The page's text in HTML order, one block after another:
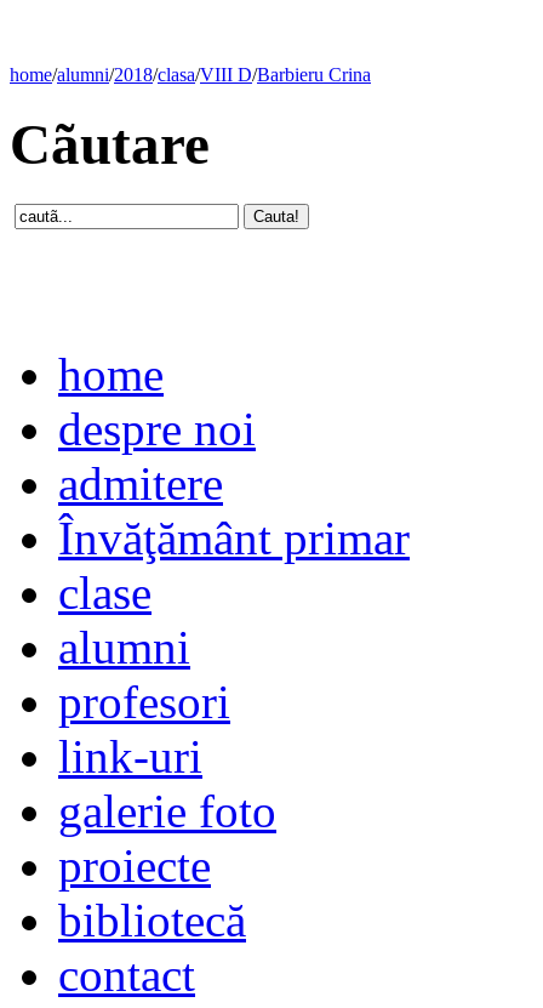
home/alumni/2018/clasa/VIII D/Barbieru Crina
Cãutare
home
despre noi
admitere
Învăţământ primar
clase
alumni
profesori
link-uri
galerie foto
proiecte
bibliotecă
contact